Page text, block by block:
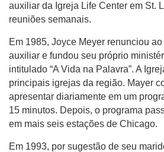
auxiliar da Igreja Life Center em St.
reuniões semanais.
Em 1985, Joyce Meyer renunciou
auxiliar e fundou seu próprio
intitulado “A Vida na Palavra”. A
principais igrejas da região. Mayer
apresentar diariamente em um
15 minutos. Depois, o programa
em mais seis estações de Chicago.
Em 1993, por sugestão de seu